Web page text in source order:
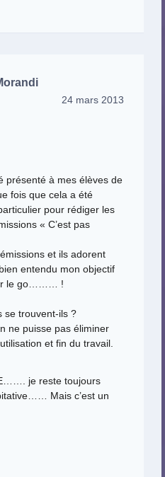
24 mars 2013
présenté à mes élèves de
fois que cela a été
pour rédiger les
« C’est pas
et ils adorent
entendu mon objectif
le go……… !
se trouvent-ils ?
ne puisse pas éliminer
et fin du travail.
je reste toujours
Mais c’est un